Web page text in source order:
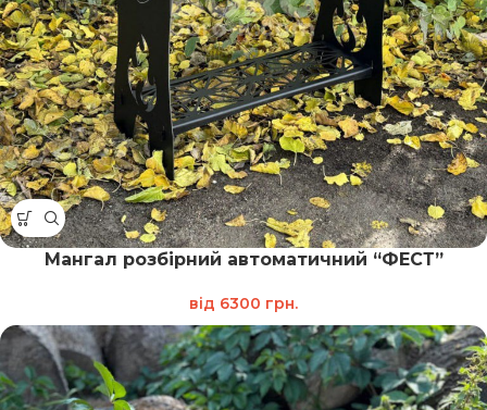
Мангал розбірний автоматичний “ФЕСТ”
від 6300 грн.